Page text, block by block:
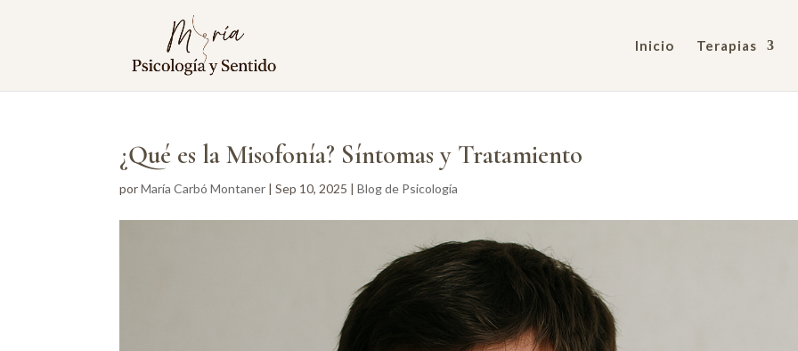
Inicio Terapias
¿Qué es la Misofonía? Síntomas y Tratamiento
porMaría Carbó Montaner |Sep 10, 2025 |Blog de Psicología